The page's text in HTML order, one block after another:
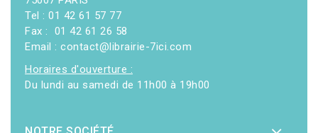
Tel : 01 42 61 57 77
Fax : 01 42 61 26 58
Email : contact@librairie-7ici.com
Horaires d'ouverture :
Du lundi au samedi de 11h00 à 19h00